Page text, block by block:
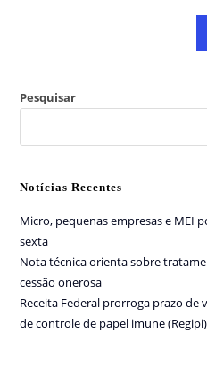
Pesquisar
Notícias Recentes
Micro, pequenas empresas e MEI
sexta
Nota técnica orienta sobre
cessão onerosa
Receita Federal prorroga prazo de
de controle de papel imune (Regipi)